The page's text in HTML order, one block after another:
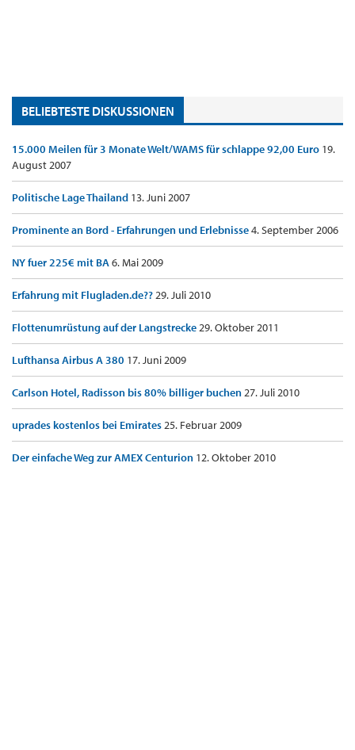
BELIEBTESTE DISKUSSIONEN
15.000 Meilen für 3 Monate Welt/WAMS für schlappe 92,00 Euro 19.
August 2007
Politische Lage Thailand 13. Juni 2007
Prominente an Bord - Erfahrungen und Erlebnisse4. September 2006
NY fuer 225€ mit BA6. Mai 2009
Erfahrung mit Flugladen.de??29. Juli 2010
Flottenumrüstung auf der Langstrecke29. Oktober 2011
Lufthansa Airbus A 380 17. Juni 2009
Carlson Hotel, Radisson bis 80% billiger buchen27. Juli 2010
uprades kostenlos bei Emirates25. Februar 2009
Der einfache Weg zur AMEX Centurion 12. Oktober 2010